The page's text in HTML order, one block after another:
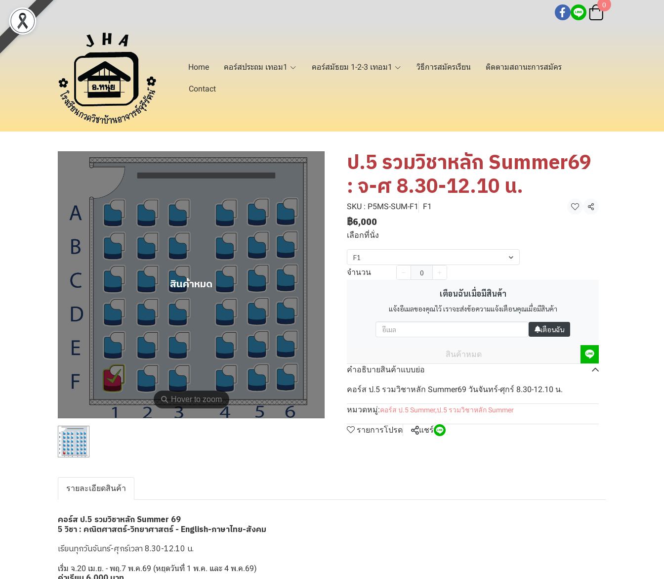
0
Home คอร์สประถม เทอม1 คอร์สมัธยม 1-2-3 เทอม1 วิธีการสมัครเรียน ติดตามสถานะการสมัคร
Contact
⚲Hover to zoom
สินค้าหมด
ป.5 รวมวิชาหลัก Summer69
: จ-ศ 8.30-12.10 น.
SKU : P5MS-SUM-F1 F1 แชร์
฿6,000
เลือกที่นั่ง
F1
จำนวน
เตือนฉันเมื่อมีสินค้า
แจ้งอีเมลของคุณไว้ เราจะส่งข้อความแจ้งเตือนคุณเมื่อมีสินค้า
เตือนฉัน
สินค้าหมด
คำอธิบายสินค้าแบบย่อ
คอร์ส ป.5 รวมวิชาหลัก Summer69 วันจันทร์-ศุกร์ 8.30-12.10 น.
หมวดหมู่:คอร์ส ป.5 Summer,ป.5 รวมวิชาหลัก Summer
รายการโปรด แชร์
รายละเอียดสินค้า
คอร์ส ป.5 รวมวิชาหลัก Summer 69
5 วิชา : คณิตศาสตร์-วิทยาศาสตร์ - English-ภาษาไทย-สังคม
เรียนทุกวันจันทร์-ศุกร์เวลา 8.30-12.10 น.
เริ่ม จ.20 เม.ย. - พฤ.7 พ.ค.69 (หยุดวันที่ 1 พ.ค. และ 4 พ.ค.69)